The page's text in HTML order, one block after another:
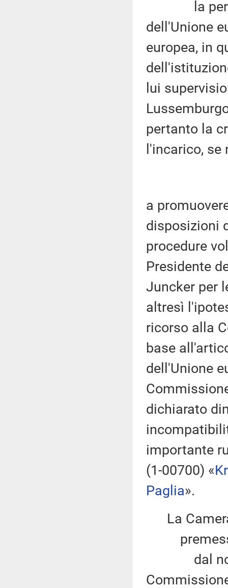
la
dell'Unione
europea, in
lui
pertanto la
l'incarico, se
a
disposizioni
procedure
Presidente
Juncker per
altresì
ricorso alla
base
dell'Unione
dichiarato
importante
(1-00700) «
Paglia».
La
dal